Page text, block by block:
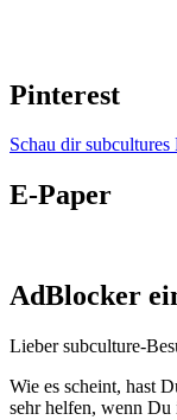
Pinterest
Schau dir
E-Paper
AdBlocker
Lieber subculture-
Wie es scheint, hast
sehr helfen, wenn Du